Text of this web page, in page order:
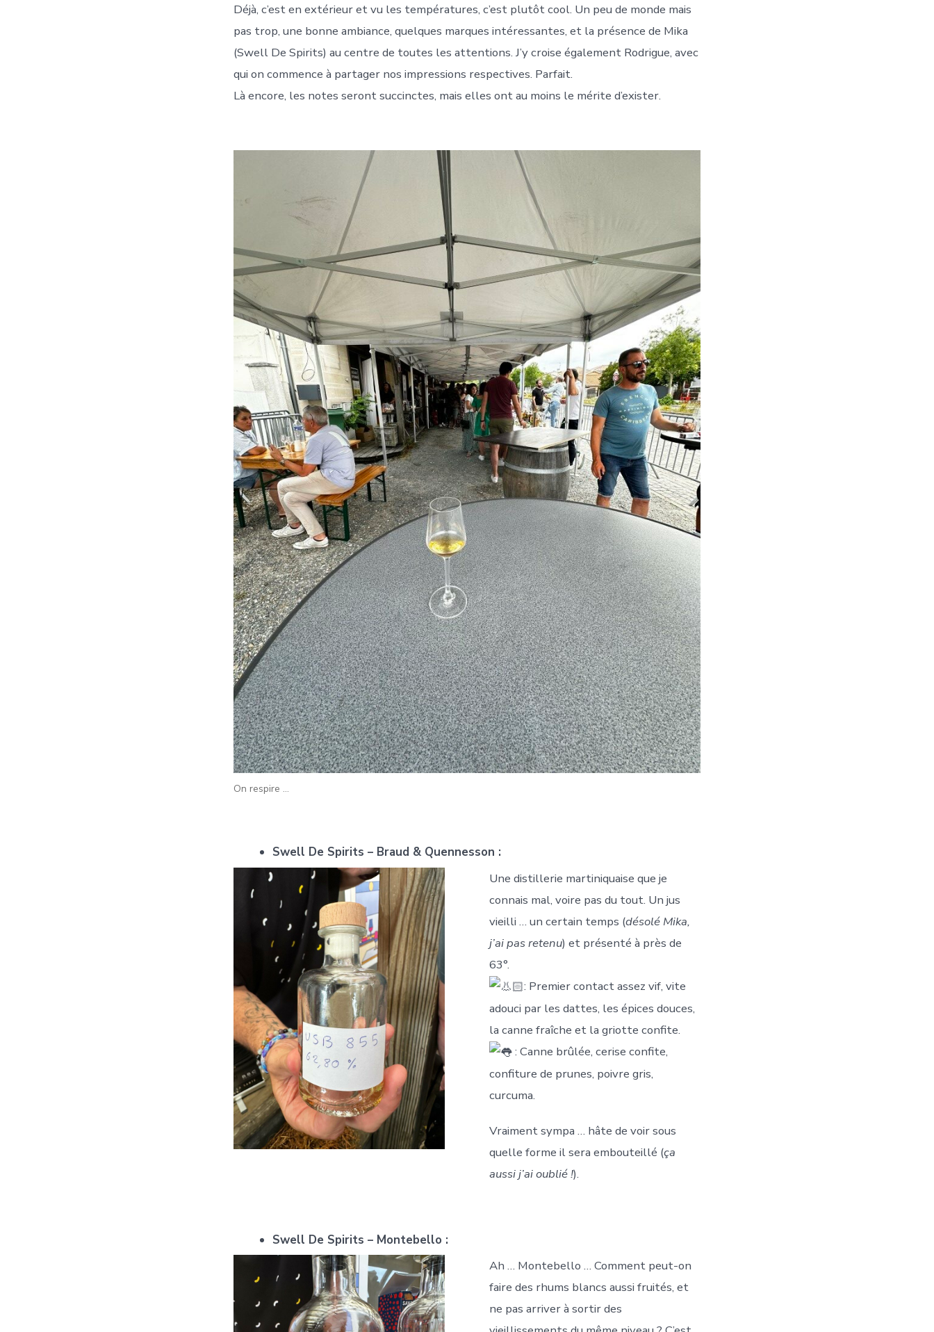
Déjà, c’est en extérieur et vu les températures, c’est plutôt cool. Un peu de monde mais
pas trop, une bonne ambiance, quelques marques intéressantes, et la présence de Mika
(Swell De Spirits) au centre de toutes les attentions. J’y croise également Rodrigue, avec
qui on commence à partager nos impressions respectives. Parfait.
Là encore, les notes seront succinctes, mais elles ont au moins le mérite d’exister.
On respire …
Swell De Spirits – Braud & Quennesson :
Une distillerie martiniquaise que je
connais mal, voire pas du tout. Un jus
vieilli … un certain temps (désolé Mika,
j’ai pas retenu) et présenté à près de
63°.
: Premier contact assez vif, vite
adouci par les dattes, les épices douces,
la canne fraîche et la griotte confite.
: Canne brûlée, cerise confite,
confiture de prunes, poivre gris,
curcuma.
Vraiment sympa … hâte de voir sous
quelle forme il sera embouteillé (ça
aussi j’ai oublié !).
Swell De Spirits – Montebello :
Ah … Montebello … Comment peut-on
faire des rhums blancs aussi fruités, et
ne pas arriver à sortir des